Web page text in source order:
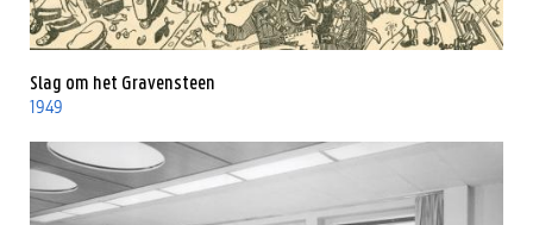
Slag om het Gravensteen
1949